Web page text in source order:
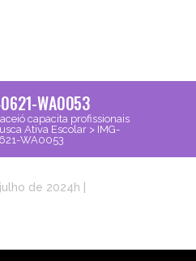
WA0053
capacita profissionais
Ativa Escolar > IMG-
WA0053
de 2024h